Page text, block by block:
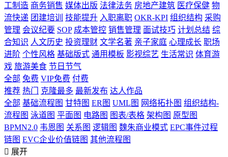
工制造 商务销售 媒体出版 法律法务 房地产建筑 医疗保健 物
流快递 团建培训 技能提升 入职离职 OKR-KPI 组织结构 采购
管理 会议纪要 SOP 成本管控 销售管理 面试技巧 计划总结 综
合知识 人文历史 投资理财 文学名著 亲子家庭 心理成长 职场
进阶 个性风格 基础版式 通用模板 影视综艺 生活常识 体育游
戏 旅游美食 节日节气
全部 免费 VIP免费 付费
推荐 热门 克隆最多 最新发布 达人作品
全部 基础流程图 甘特图 ER图 UML图 网络拓扑图 组织结构-
流程图 泳道图 平面图 电路图 图表/表格 架构图 原型图
BPMN2.0 韦恩图 关系图 逻辑图 魏朱商业模式 EPC事件过程
链图 EVC企业价值链图 其他流程图
 展开